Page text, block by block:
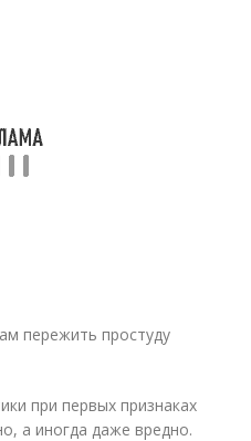
пережить простуду
при первых признаках
а иногда даже вредно.